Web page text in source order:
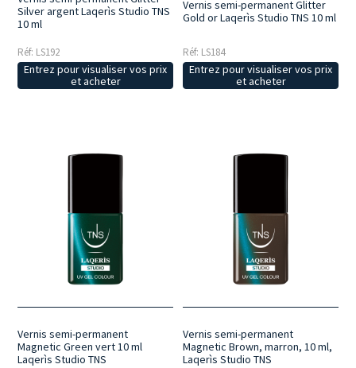
Silver argent Laqerìs Studio TNS
10 ml
Réf: LS192
Entrez pour visualiser vos prix
et acheter
Vernis semi-permanent Glitter
Gold or Laqerìs Studio TNS 10 ml
Réf: LS184
Entrez pour visualiser vos prix
et acheter
Vernis semi-permanent
Magnetic Green vert 10 ml
Laqerìs Studio TNS
Vernis semi-permanent
Magnetic Brown, marron, 10 ml,
Laqerìs Studio TNS